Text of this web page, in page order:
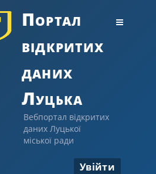
Портал
відкритих
даних
Луцька
Вебпортал відкритих
даних Луцької
міської ради
Увійти